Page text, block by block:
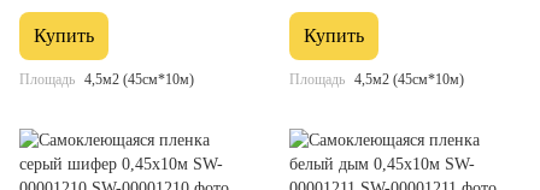
Купить
Площадь 4,5м2 (45см*10м)
Купить
Площадь 4,5м2 (45см*10м)